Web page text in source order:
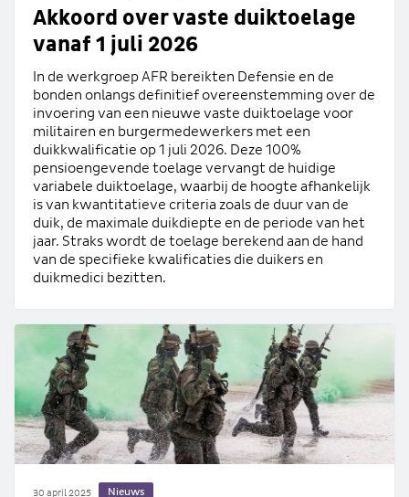
Akkoord over vaste duiktoelage
vanaf 1 juli 2026
In de werkgroep AFR bereikten Defensie en de
bonden onlangs definitief overeenstemming over de
invoering van een nieuwe vaste duiktoelage voor
militairen en burgermedewerkers met een
duikkwalificatie op 1 juli 2026. Deze 100%
pensioengevende toelage vervangt de huidige
variabele duiktoelage, waarbij de hoogte afhankelijk
is van kwantitatieve criteria zoals de duur van de
duik, de maximale duikdiepte en de periode van het
jaar. Straks wordt de toelage berekend aan de hand
van de specifieke kwalificaties die duikers en
duikmedici bezitten.
30 april 2025 Nieuws